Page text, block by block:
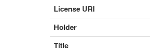
License URI
Holder
Title